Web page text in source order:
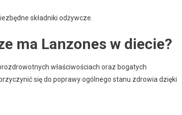
składniki odżywcze.
ma Lanzones w diecie?
właściwościach oraz bogatych
się do poprawy ogólnego stanu zdrowia dzięki